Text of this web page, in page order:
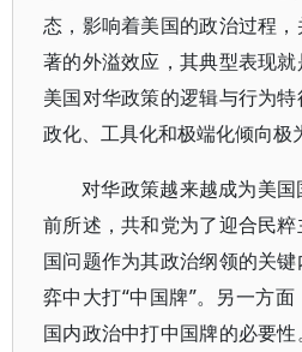
态，影响着美国的政治过程
著的外溢效应，其典型表现
美国对华政策的逻辑与行为
政化、工具化和极端化倾向极
对华政策越来越成为美
前所述，共和党为了迎合民
国问题作为其政治纲领的关
弈中大打“中国牌”。另一方
国内政治中打中国牌的必要